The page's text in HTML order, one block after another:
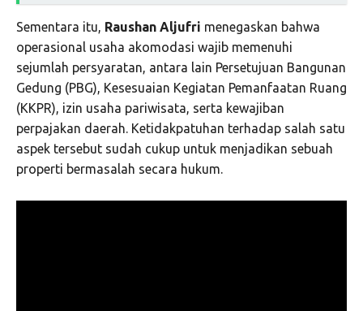
Sementara itu, Raushan Aljufri menegaskan bahwa
operasional usaha akomodasi wajib memenuhi
sejumlah persyaratan, antara lain Persetujuan Bangunan
Gedung (PBG), Kesesuaian Kegiatan Pemanfaatan Ruang
(KKPR), izin usaha pariwisata, serta kewajiban
perpajakan daerah. Ketidakpatuhan terhadap salah satu
aspek tersebut sudah cukup untuk menjadikan sebuah
properti bermasalah secara hukum.